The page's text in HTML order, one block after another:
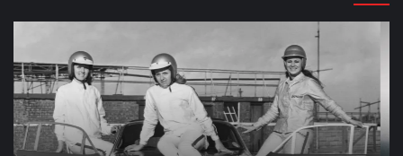
لماذا
من
المشاركة
في